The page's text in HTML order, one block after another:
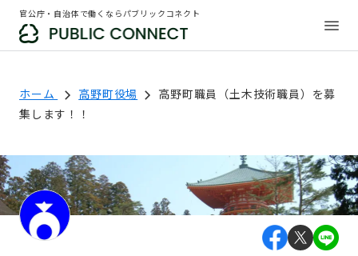
官公庁・自治体で働くならパブリックコネクト
ホーム 高野町役場
高野町職員（土木技術職員）を募
集します！！